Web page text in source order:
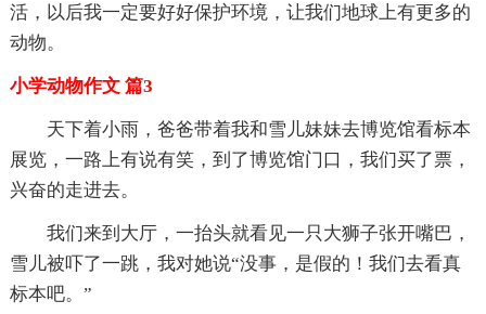
活，以后我一定要好好保护环境，让我们地球上有更多的
动物。
小学动物作文 篇3
天下着小雨，爸爸带着我和雪儿妹妹去博览馆看标本
展览，一路上有说有笑，到了博览馆门口，我们买了票，
兴奋的走进去。
我们来到大厅，一抬头就看见一只大狮子张开嘴巴，
雪儿被吓了一跳，我对她说“没事，是假的！我们去看真
标本吧。”